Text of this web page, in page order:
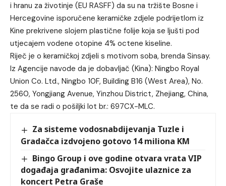
i hranu za životinje (EU RASFF) da su na tržište Bosne i
Hercegovine isporučene keramičke zdjele podrijetlom iz
Kine prekrivene slojem plastične folije koja se ljušti pod
utjecajem vodene otopine 4% octene kiseline.
Riječ je o keramičkoj zdjeli s motivom soba, brenda Sinsay.
Iz Agencije navode da je dobavljač (Kina): Ningbo Royal
Union Co. Ltd., Ningbo 10F, Building B16 (West Area), No.
2560, Yongjiang Avenue, Yinzhou District, Zhejiang, China,
te da se radi o pošiljki lot br.: 697CX-MLC.
Za sisteme vodosnabdijevanja Tuzle i
Gradačca izdvojeno gotovo 14 miliona KM
Bingo Group i ove godine otvara vrata VIP
događaja građanima: Osvojite ulaznice za
koncert Petra Graše